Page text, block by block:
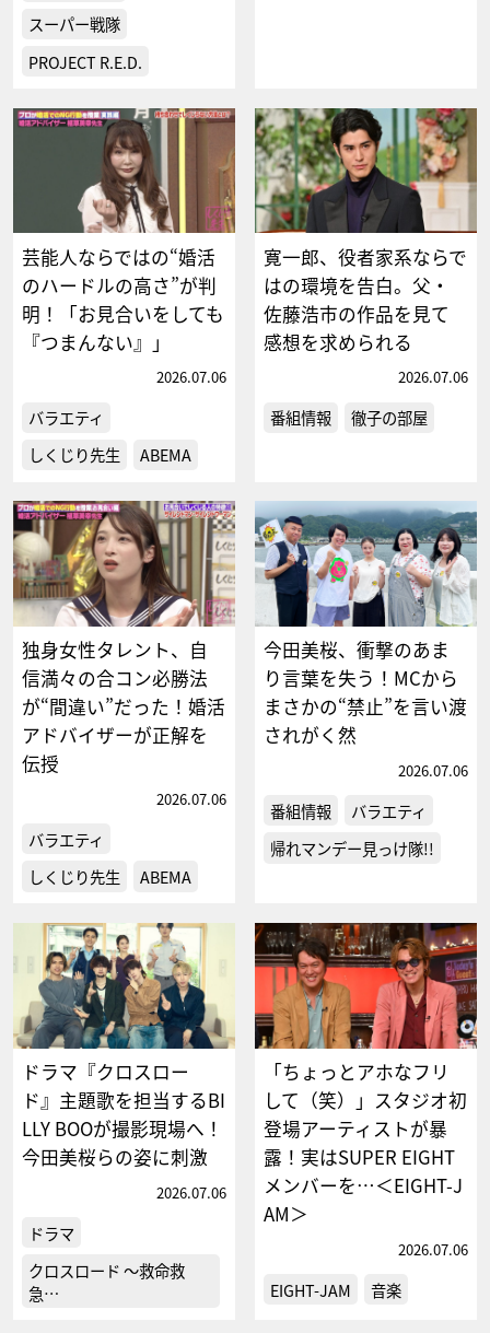
スーパー戦隊
PROJECT R.E.D.
芸能人ならではの“婚活
のハードルの高さ”が判
明！「お見合いをしても
『つまんない』」
2026.07.06
バラエティ
しくじり先生
ABEMA
寛一郎、役者家系ならで
はの環境を告白。父・
佐藤浩市の作品を見て
感想を求められる
2026.07.06
番組情報 徹子の部屋
独身女性タレント、自
信満々の合コン必勝法
が“間違い”だった！婚活
アドバイザーが正解を
伝授
2026.07.06
バラエティ
しくじり先生
ABEMA
今田美桜、衝撃のあま
り言葉を失う！MCから
まさかの“禁止”を言い渡
されがく然
2026.07.06
番組情報
バラエティ
帰れマンデー見っけ隊!!
ドラマ『クロスロー
ド』主題歌を担当するBI
LLY BOOが撮影現場へ！
今田美桜らの姿に刺激
2026.07.06
ドラマ
クロスロード ～救命救
急…
「ちょっとアホなフリ
して（笑）」スタジオ初
登場アーティストが暴
露！実はSUPER EIGHT
メンバーを…＜EIGHT-J
AM＞
2026.07.06
EIGHT-JAM 音楽